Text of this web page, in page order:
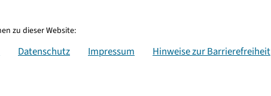
zu dieser Website:
Datenschutz Impressum Hinweise zur Barrierefreiheit